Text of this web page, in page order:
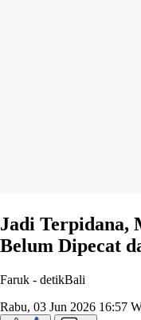
Jadi Terpidana,
Belum Dipecat
Faruk - detikBali
Rabu, 03 Jun 2026 16:57